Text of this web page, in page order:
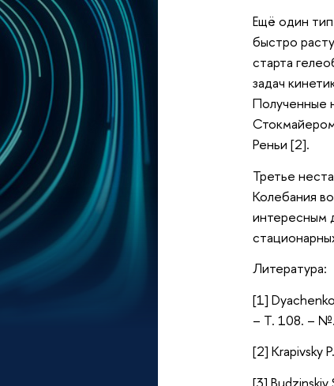
Ещё один
быстро
старта
задач
Полученные
Реньи [2].
Третье
Колебания
интересным
Литература:
[1]
– Т. 108. –
[2] Krapivsky